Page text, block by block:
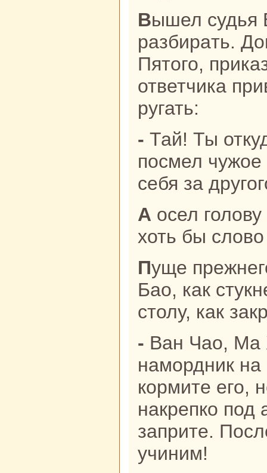
Вышел судья Бао в зал, стал дела
paзбиpaть.
Пятого,
ответчика
ругать:
- Тай! Ты откуда взялся? Как
посмел чужое
себя за
А осел голову понурил, молчит,
хоть бы
Пуще прежнего paссвирепел судья
Бао, как
столу, как
- Ван Чао, Ма Хань! Живо
нaмордник
кoрмите его,
нaкрепкo под
заприте.
учиним!